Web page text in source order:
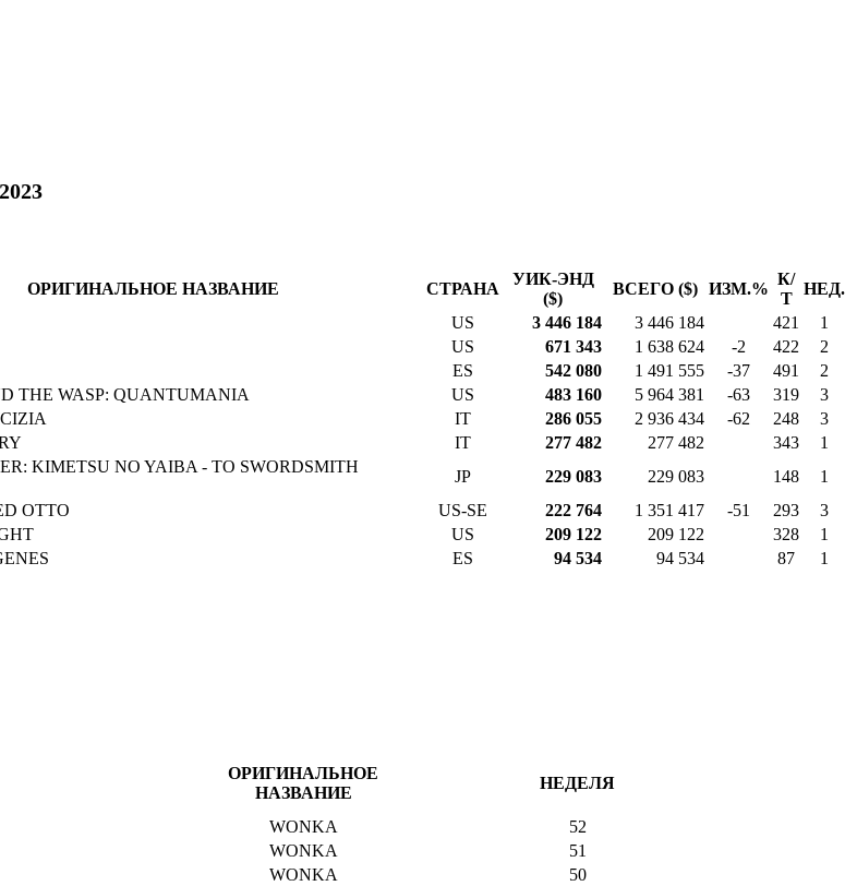
ОРИГИНАЛЬНОЕ НАЗВАНИЕ СТРАНА
УИК-ЭНД
($)
ВСЕГО ($) ИЗМ.%
К/
Т
НЕД.
US 3 446 184 3 446 184 421
1
US 671 343 1 638 624 -2 422
2
ES 542 080 1 491 555 -37 491
2
THE WASP: QUANTUMANIA US 483 160 5 964 381 -63 319
3
IT 286 055 2 936 434 -62 248
3
IT 277 482 277 482 343
1
KIMETSU NO YAIBA - TO SWORDSMITH
JP 229 083 229 083 148
1
OTTO US-SE 222 764 1 351 417 -51 293
3
US 209 122 209 122 328
1
ES 94 534 94 534 87
1
ОРИГИНАЛЬНОЕ
НАЗВАНИЕ
НЕДЕЛЯ
WONKA
52
WONKA
51
WONKA
50